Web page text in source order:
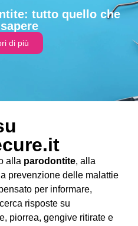
tutto quello che
di più
alla parodontite, alla
prevenzione delle malattie
per informare,
risposte su
piorrea, gengive ritirate e